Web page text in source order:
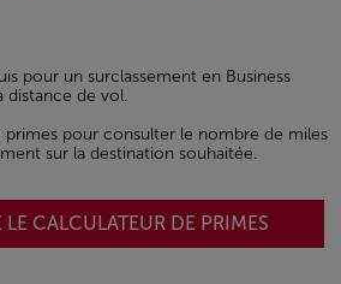
pour un surclassement en Business
distance de vol.
primes pour consulter le nombre de miles
sur la destination souhaitée.
CALCULATEUR DE PRIMES